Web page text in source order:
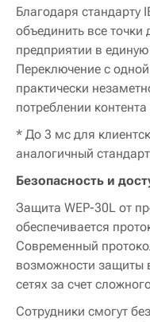
Благодаря стандарту
объединить все точки
предприятии в
Переключение с
практически
потреблении
* До 3 мс для
аналогичный
Безопасность и
Защита WEP-30L от
обеспечивается
Современный
возможности защиты
сетях за счет
Сотрудники смогут